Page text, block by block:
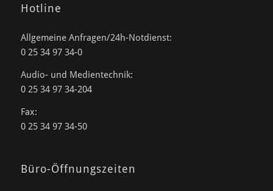
Hotline
Allgemeine Anfragen/24h-Notdienst:
0 25 34 97 34-0
Audio- und Medientechnik:
0 25 34 97 34-204
Fax:
0 25 34 97 34-50
Büro-Öffnungszeiten